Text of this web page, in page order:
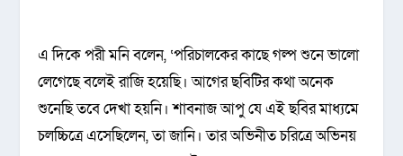
এ দিকে পরী মনি বলেন, ‘পরিচালকের কাছে গল্প শুনে ভালো
লেগেছে বলেই রাজি হয়েছি। আগের ছবিটির কথা অনেক
শুনেছি তবে দেখা হয়নি। শাবনাজ আপু যে এই ছবির মাধ্যমে
চলচ্চিত্রে এসেছিলেন, তা জানি। তার অভিনীত চরিত্রে অভিনয়